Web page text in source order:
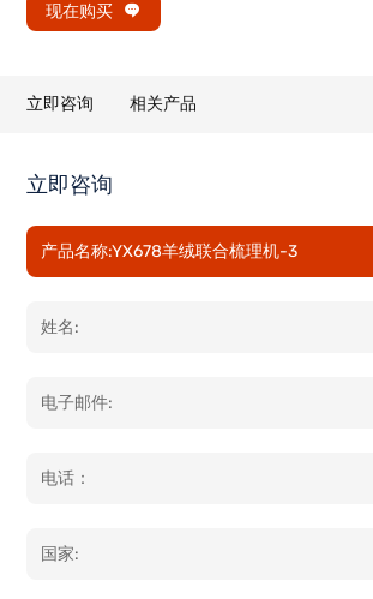
现在购买
立即咨询 相关产品
立即咨询